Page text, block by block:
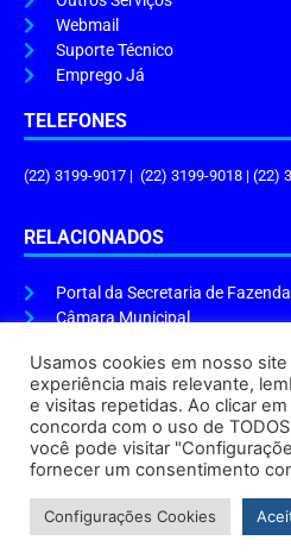
Webmail
Suporte Técnico
Emprego Já
TELEFONES
(22) 3199-9017 | (22) 3199-9018 | (22)
RELACIONADOS
Portal da Secretaria de Fazenda
Câmara Municipal
ENDEREÇO E HORÁRIO
Endereço:Praça Tiradentes, s/n –
Atendimento do Protocolo Geral da
Horário de Funcionamento:8h às 17h
Usamos cookies em nosso
experiência mais relevante,
e visitas repetidas. Ao clicar
concorda com o uso de
você pode visitar
fornecer um consentimento
Configurações Cookies